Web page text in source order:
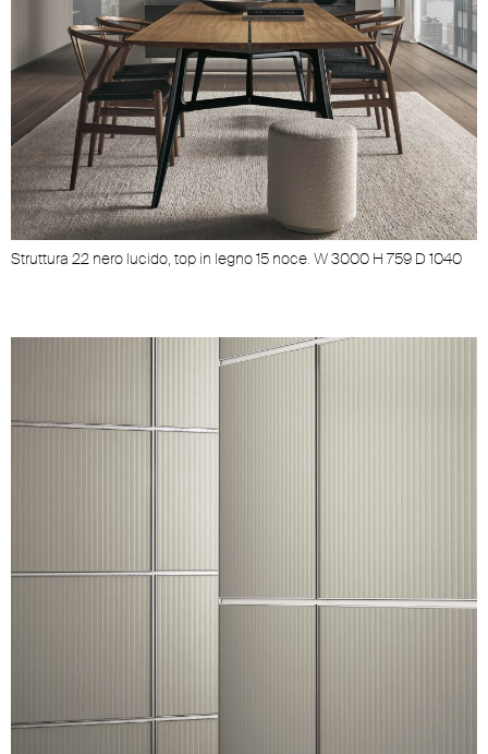
Struttura 22 nero lucido, top in legno 15 noce. W 3000 H 759 D 1040